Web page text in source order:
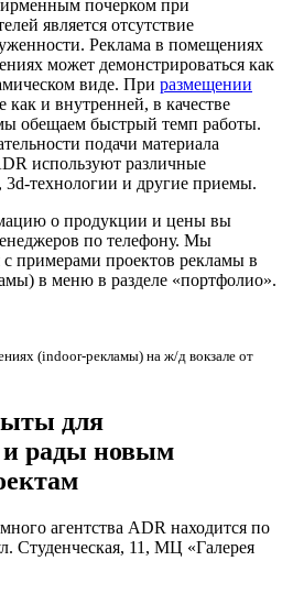
почерком при
является отсутствие
Реклама в помещениях
может демонстрироваться как
виде. При размещении
как и внутренней, в качестве
обещаем быстрый темп работы.
подачи материала
используют различные
технологии и другие приемы.
о продукции и цены вы
по телефону. Мы
с примерами проектов рекламы в
в меню в разделе «портфолио».
(indoor-рекламы) на ж/д вокзале от
для
и рады новым
агентства ADR находится по
Студенческая, 11, МЦ «Галерея